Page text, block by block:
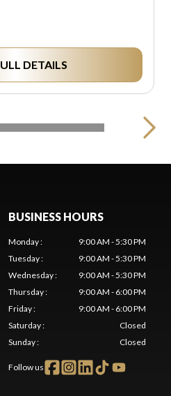
DETAILS
BUSINESS HOURS
Monday:
9:00 AM - 5:30 PM
Tuesday:
9:00 AM - 5:30 PM
Wednesday:
9:00 AM - 5:30 PM
Thursday:
9:00 AM - 6:00 PM
Friday:
9:00 AM - 6:00 PM
Saturday:
Closed
Sunday: Closed
Follow us